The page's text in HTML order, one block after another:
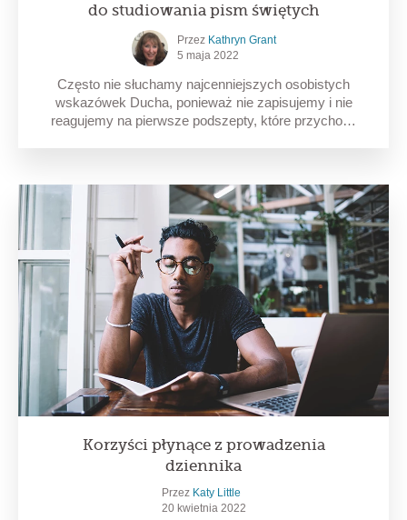
do studiowania pism świętych
Przez Kathryn Grant
5 maja 2022
Często nie słuchamy najcenniejszych osobistych
wskazówek Ducha, ponieważ nie zapisujemy i nie
reagujemy na pierwsze podszepty, które przycho…
Korzyści płynące z prowadzenia
dziennika
Przez Katy Little
20 kwietnia 2022